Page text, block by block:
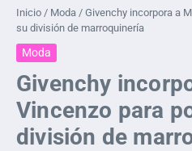
Inicio / Moda / Givenchy incorpora a
su división de marroquinería
Moda
Givenchy
Vincenzo para
división de